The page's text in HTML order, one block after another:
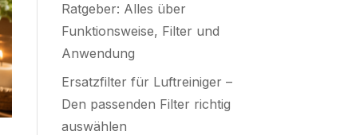
Ratgeber: Alles über
Funktionsweise, Filter und
Anwendung
Ersatzfilter für Luftreiniger –
Den passenden Filter richtig
auswählen